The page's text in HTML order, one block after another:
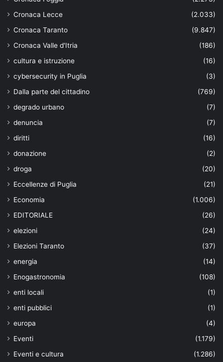
Cronaca Lecce
(2.033)
Cronaca Taranto
(9.847)
Cronaca Valle d'Itria
(186)
cultura e istruzione
(16)
cybersecurity in Puglia
(3)
Dalla parte del cittadino
(769)
degrado urbano
(7)
denuncia
(7)
diritti
(16)
donazione
(2)
droga
(20)
Eccellenze di Puglia
(21)
Economia
(1.006)
EDITORIALE
(26)
elezioni
(24)
Elezioni Taranto
(37)
energia
(14)
Enogastronomia
(108)
enti locali
(1)
enti pubblici
(1)
europa
(4)
Eventi
(1.179)
Eventi e cultura
(1.286)